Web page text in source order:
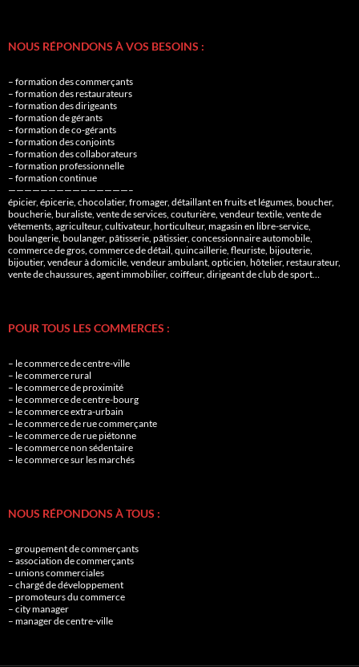
NOUS RÉPONDONS À VOS BESOINS :
– formation des commerçants
– formation des restaurateurs
– formation des dirigeants
– formation de gérants
– formation de co-gérants
– formation des conjoints
– formation des collaborateurs
– formation professionnelle
– formation continue
———————————————–
épicier, épicerie, chocolatier, fromager, détaillant en fruits et légumes, boucher,
boucherie, buraliste, vente de services, couturière, vendeur textile, vente de
vêtements, agriculteur, cultivateur, horticulteur, magasin en libre-service,
boulangerie, boulanger, pâtisserie, pâtissier, concessionnaire automobile,
commerce de gros, commerce de détail, quincaillerie, fleuriste, bijouterie,
bijoutier, vendeur à domicile, vendeur ambulant, opticien, hôtelier, restaurateur,
vente de chaussures, agent immobilier, coiffeur, dirigeant de club de sport…
POUR TOUS LES COMMERCES :
– le commerce de centre-ville
– le commerce rural
– le commerce de proximité
– le commerce de centre-bourg
– le commerce extra-urbain
– le commerce de rue commerçante
– le commerce de rue piétonne
– le commerce non sédentaire
– le commerce sur les marchés
NOUS RÉPONDONS À TOUS :
– groupement de commerçants
– association de commerçants
– unions commerciales
– chargé de développement
– promoteurs du commerce
– city manager
– manager de centre-ville